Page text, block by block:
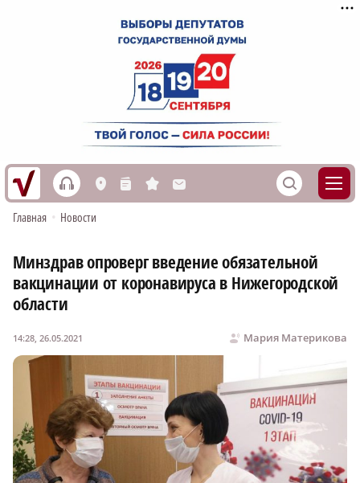
h L n s M S
Главная • Новости
Минздрав опроверг введение обязательной
вакцинации от коронавируса в Нижегородской
области
Мария Материкова
14:28, 26.05.2021